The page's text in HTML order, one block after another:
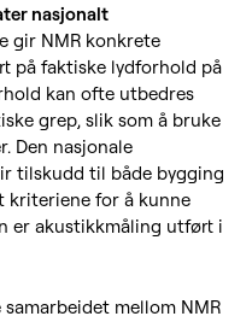
nasjonalt
gir NMR konkrete
på faktiske lydforhold på
kan ofte utbedres
grep, slik som å bruke
Den nasjonale
tilskudd til både bygging
kriteriene for å kunne
er akustikkmåling utført i
mellom NMR